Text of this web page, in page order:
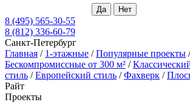
8 (495) 565-30-55
8 (812) 336-60-79
Санкт-Петербург
Главная / 1-этажные /Популярные проекты
Бескомпромиссные от 300 м² /
стиль /Европейский стиль /Фахверк /
Райт
Проекты